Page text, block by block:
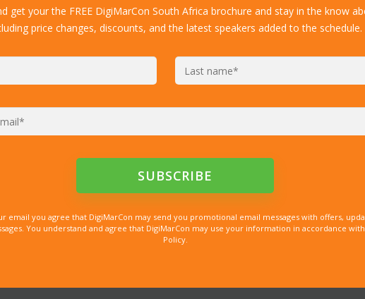
get your the FREE DigiMarCon South Africa brochure and stay in the know
price changes, discounts, and the latest speakers added to the schedule.
email you agree that DigiMarCon may send you promotional email messages with offers,
You understand and agree that DigiMarCon may use your information in accordance with
Policy.